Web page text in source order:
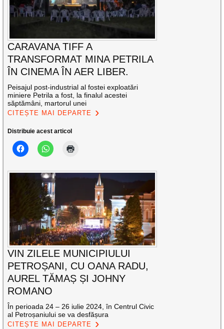
CARAVANA TIFF A
TRANSFORMAT MINA PETRILA
ÎN CINEMA ÎN AER LIBER.
Peisajul post-industrial al fostei exploatări
miniere Petrila a fost, la finalul acestei
săptămâni, martorul unei
CITEȘTE MAI DEPARTE
Distribuie acest articol
VIN ZILELE MUNICIPIULUI
PETROȘANI, CU OANA RADU,
AUREL TĂMAȘ ȘI JOHNY
ROMANO
În perioada 24 – 26 iulie 2024, în Centrul Civic
al Petroșaniului se va desfășura
CITEȘTE MAI DEPARTE